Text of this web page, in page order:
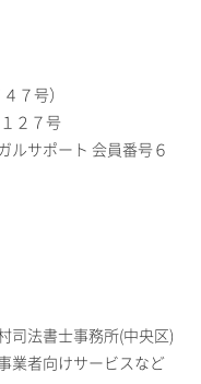
７号）
２７号
ルサポート 会員番号６
司法書士事務所(中央区)
業者向けサービスなど